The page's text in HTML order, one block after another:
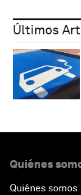
Últimos
Quiénes
Quiénes somos